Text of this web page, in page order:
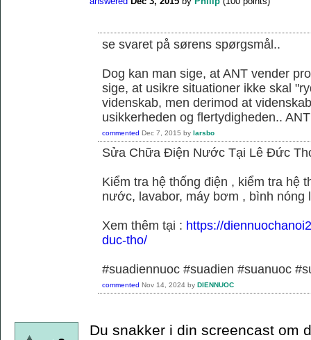
se svaret på sørens spørgsmål..
Dog kan man sige, at ANT vender
sige, at usikre situationer ikke skal
videnskab, men derimod at
usikkerheden og flertydigheden..
commented Dec 7, 2015 by larsbo
Sửa Chữa Điện Nước Tại Lê Đức
Kiểm tra hệ thống điện , kiểm tra hệ
nước, lavabor, máy bơm , bình nóng
Xem thêm tại : https://
duc-tho/
#suadiennuoc #suadien #suanuoc
commented Nov 14, 2024 by DIENNUOC
Du snakker i din screencast om